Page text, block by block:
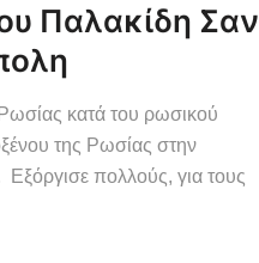
Παλακίδη Σαν
κατά του ρωσικού
της Ρωσίας στην
πολλούς, για τους